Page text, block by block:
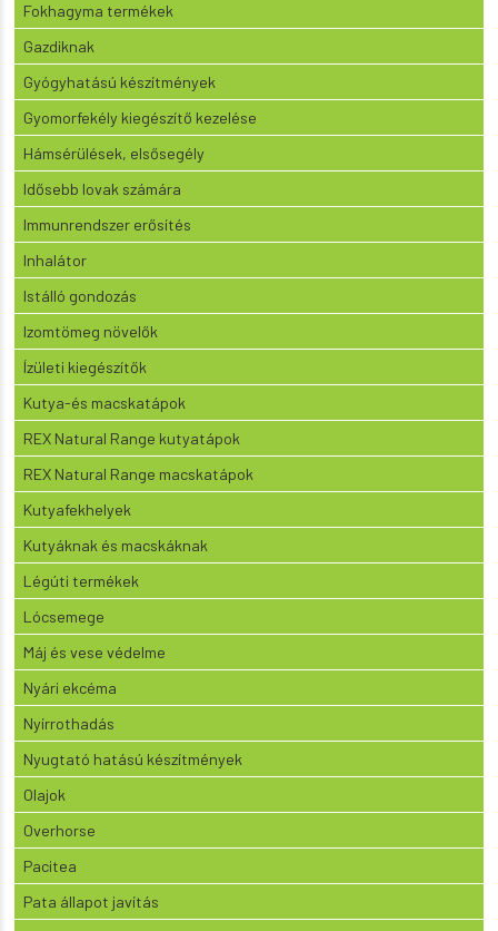
Fokhagyma termékek
Gazdiknak
Gyógyhatású készítmények
Gyomorfekély kiegészítő kezelése
Hámsérülések, elsősegély
Idősebb lovak számára
Immunrendszer erősítés
Inhalátor
Istálló gondozás
Izomtömeg növelők
Ízületi kiegészítők
Kutya-és macskatápok
REX Natural Range kutyatápok
REX Natural Range macskatápok
Kutyafekhelyek
Kutyáknak és macskáknak
Légúti termékek
Lócsemege
Máj és vese védelme
Nyári ekcéma
Nyírrothadás
Nyugtató hatású készítmények
Olajok
Overhorse
Pacitea
Pata állapot javítás